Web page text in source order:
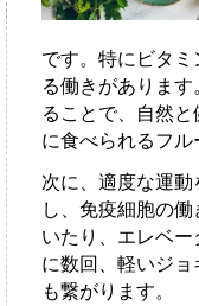
です。特にビタ
る働きがありま
ることで、自然
に食べられるフ
次に、適度な運
し、免疫細胞の
いたり、エレベ
に数回、軽いジ
も繋がります。